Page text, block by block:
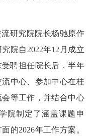
研究院院长杨驰原作
院自2022年12月成立
聘担任院长后，半年
中心、参加中心在桂
等工作，并结合中心
院制定了涵盖课题申
的2026年工作方案。